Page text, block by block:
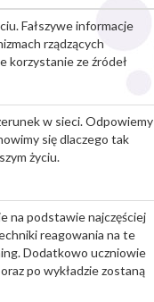
Fałszywe informacje
rządzących
korzystanie ze źródeł
w sieci. Odpowiemy
się dlaczego tak
życiu.
na podstawie najczęściej
reagowania na te
Dodatkowo uczniowie
po wykładzie zostaną